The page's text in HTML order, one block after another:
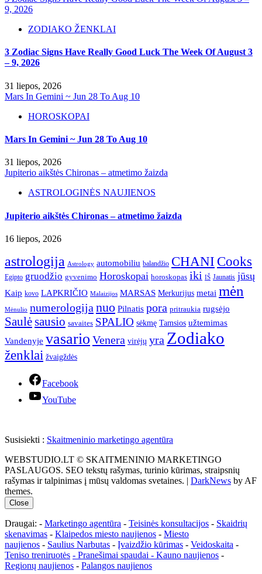
9, 2026
ZODIAKO ŽENKLAI
3 Zodiac Signs Have Really Good Luck The Week Of August 3
– 9, 2026
31 liepos, 2026
Mars In Gemini ~ Jun 28 To Aug 10
HOROSKOPAI
Mars In Gemini ~ Jun 28 To Aug 10
31 liepos, 2026
Jupiterio aikštės Chironas – atmetimo žaizda
ASTROLOGINĖS NAUJIENOS
Jupiterio aikštės Chironas – atmetimo žaizda
16 liepos, 2026
astrologija Astrology automobiliu balandžio CHANI Cooks
Egipto gruodžio gyvenimo Horoskopai horoskopas iki IŠ Jaunatis jūsų
Kaip kovo LAPKRIČIO Malaizijos MARSAS Merkurijus metai mėn
Mėnulio numerologija nuo Pilnatis pora pritraukia rugsėjo
Saulėsausio savaites SPALIO sėkmę Tamsios užtemimas
Vandenyje vasario Venera virėjų yra Zodiako
ženklai žvaigždės
Facebook
YouTube
Susisiekti : Skaitmeninio marketingo agentūra
WEBSTUDIO.LT © SKAITMENINIO MARKETINGO
PASLAUGOS. SEO tekstų rašymas, turinio kūrimas, straipsnių
rašymas ir talpinimas į mūsų valdomas svetaines. | DarkNews by AF
themes.
Close
Draugai: - Marketingo agentūra - Teisinės konsultacijos - Skaidrių
skenavimas - Klaipedos miesto naujienos - Miesto
naujienos - Saulius Narbutas - Įvaizdžio kūrimas - Veidoskaita -
Teniso treniruotės - Pranešimai spaudai - Kauno naujienos -
Regionų naujienos - Palangos naujienos